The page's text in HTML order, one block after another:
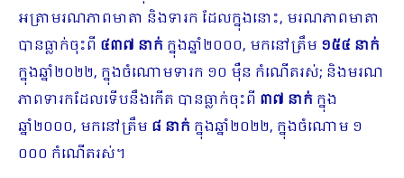
អត្រាមរណភាពមាតា និងទារក ដែលក្នុងនោះ, មរណភាពមាតា
បានធ្លាក់ចុះពី ៤៣៧ នាក់ក្នុងឆ្នាំ២០០០, មកនៅត្រឹម ១៥៤ នាក់
ក្នុងឆ្នាំ២០២២, ក្នុងចំណោមទារក ១០ ម៉ឺន កំណើតរស់; និងមរណ
ភាពទារកដែលទើបនឹងកើត បានធ្លាក់ចុះពី ៣៧ នាក់ក្នុង
ឆ្នាំ២០០០, មកនៅត្រឹម ៨ នាក់ក្នុងឆ្នាំ២០២២, ក្នុងចំណោម ១
០០០ កំណើតរស់។